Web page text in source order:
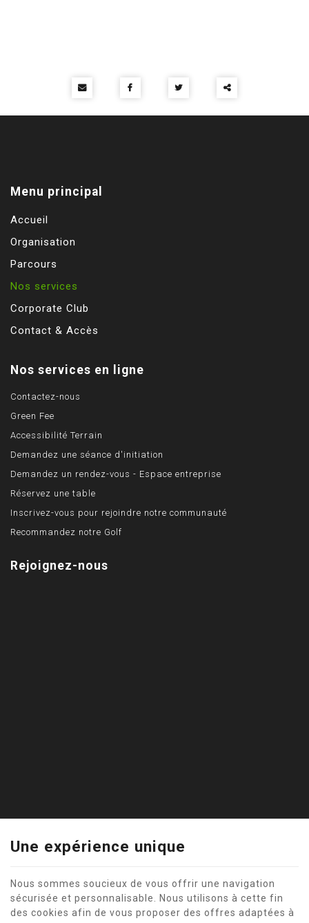
Menu principal
Accueil
Organisation
Parcours
Nos services
Corporate Club
Contact & Accès
Nos services en ligne
Contactez-nous
Green Fee
Accessibilité Terrain
Demandez une séance d'initiation
Demandez un rendez-vous - Espace entreprise
Réservez une table
Inscrivez-vous pour rejoindre notre communauté
Recommandez notre Golf
Rejoignez-nous
Ce site internet utilise des cookies pour améliorer l'expérience
Une expérience unique
Nous sommes soucieux de vous offrir une navigation
sécurisée et personnalisable. Nous utilisons à cette fin
des cookies afin de vous proposer des offres adaptées à